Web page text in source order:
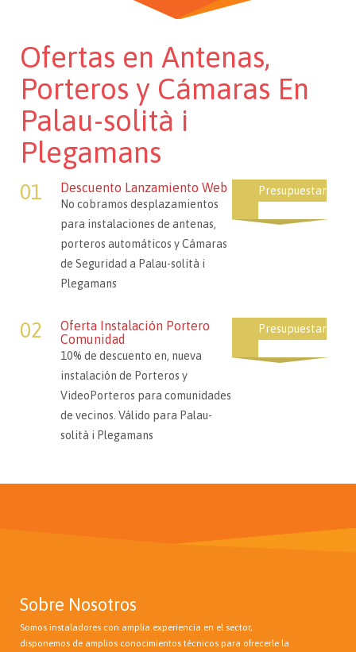
Ofertas en Antenas,
Porteros y Cámaras En
Palau-solità i
Plegamans
01 Descuento Lanzamiento Web
No cobramos desplazamientos
para instalaciones de antenas,
porteros automáticos y Cámaras
de Seguridad a Palau-solità i
Plegamans
Presupuestar
02
Oferta Instalación Portero
Comunidad
10% de descuento en, nueva
instalación de Porteros y
VideoPorteros para comunidades
de vecinos. Válido para Palau-
solità i Plegamans
Presupuestar
Sobre Nosotros
Somos instaladores con amplia experiencia en el sector,
disponemos de amplios conocimientos técnicos para ofrecerle la